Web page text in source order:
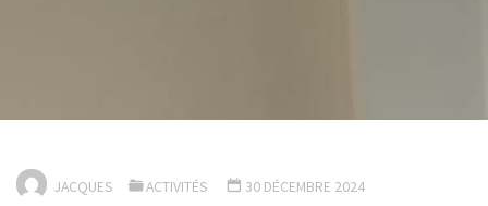
JACQUES ACTIVITÉS 30 DÉCEMBRE 2024